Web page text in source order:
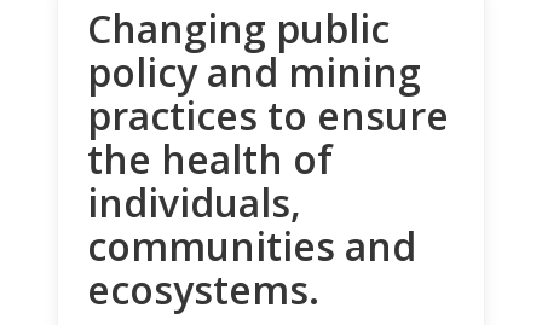
Changing public
policy and mining
practices to ensure
the health of
individuals,
communities and
ecosystems.